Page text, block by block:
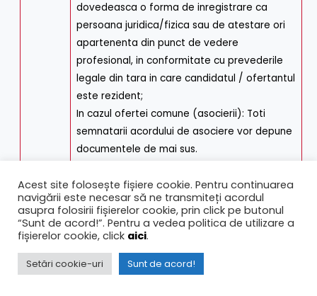
dovedeasca o forma de inregistrare ca
persoana juridica/fizica sau de atestare ori
apartenenta din punct de vedere
profesional, in conformitate cu prevederile
legale din tara in care candidatul / ofertantul
este rezident;
In cazul ofertei comune (asocierii): Toti
semnatarii acordului de asociere vor depune
documentele de mai sus.
Modalitatea de indeplinire si aplicabilitatea în
cadrul procedurii
Certificatul constatator emis de Oficiul
Registrului Comertului de pe lânga Tribunalul
Municipiului Bucuresti/ teritorial, se – se
depune în original/copie legalizata/ copie
Acest site folosește fișiere cookie. Pentru continuarea
navigării este necesar să ne transmiteți acordul
asupra folosirii fișierelor cookie, prin click pe butonul
“Sunt de acord!”. Pentru a vedea politica de utilizare a
fișierelor cookie, click aici.
Setări cookie-uri Sunt de acord!